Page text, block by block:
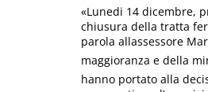
«Lunedi 14 dicembre,
chiusura della tratta
parola allassessore
maggioranza e della
hanno portato alla